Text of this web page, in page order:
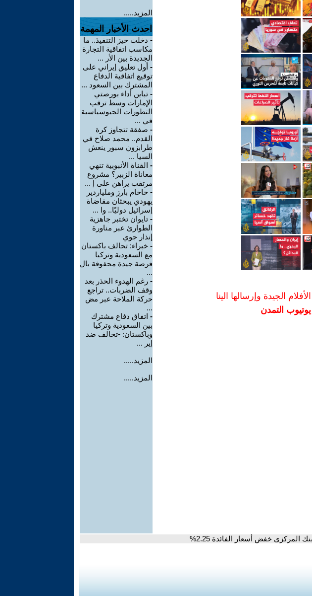
الجيدة وإرسالها الينا
التمدن
المزيد.....
احدث الأخبار المهمة
- دخلت حيز التنفيذ.. ما
مكاسب اتفاقية التجارة
الجديدة بين الأر ...
- أول تعليق إيراني على
توقيع اتفاقية الدفاع
المشترك بين السعود ...
- تباين أداء بورصتي
الإمارات وسط ترقب
التطورات الجيوسياسية
في ...
- صفقة تتجاوز كرة
القدم.. محمد صلاح في
طرابزون سبور ينعش
السيا ...
- القناة الأنبوبية تنهي
معاناة الزبير؟ مشروع
مرتقب يراهن على إ ...
- حاخام بارز وملياردير
يهودي يبحثان مقاضاة
إسرائيل دوليًا.. وا ...
- تايوان تختبر جاهزية
الطوارئ عبر مناورة
إنذار جوي
- خبراء: تحالف باكستان
مع السعودية وتركيا
فرصة جيدة محفوفة بال
...
- رغم الهدوء الحذر بعد
وقف الضربات.. تراجع
حركة الملاحة عبر مض
...
- اتفاق دفاع مشترك
بين السعودية وتركيا
وباكستان: -تحالف ضد
إير ...
المزيد.....
المزيد.....
خفض أسعار الفائدة 2.25%